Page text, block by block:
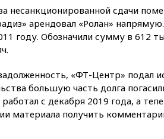
РФ
несанкционированной сдачи
арендовал «Ролан»
году. Обозначили сумму в 612
«ФТ-Центр» подал
большую часть долга
с декабря 2019 года, а
материала получить